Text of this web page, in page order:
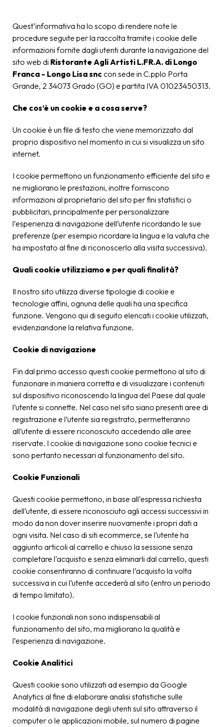
Quest’informativa ha lo scopo di rendere note le
procedure seguite per la raccolta tramite i cookie delle
informazioni fornite dagli utenti durante la navigazione del
sito web di Ristorante Agli Artisti L.FR.A. di Longo
Franca - Longo Lisa snccon sede in C.pplo Porta
Grande, 2 34073 Grado (GO) e partita IVA 01023450313.
Che cos’è un cookie e a cosa serve?
Un cookie è un file di testo che viene memorizzato dal
proprio dispositivo nel momento in cui si visualizza un sito
internet.
I cookie permettono un funzionamento efficiente del sito e
ne migliorano le prestazioni, inoltre forniscono
informazioni al proprietario del sito per fini statistici o
pubblicitari, principalmente per personalizzare
l’esperienza di navigazione dell’utente ricordando le sue
preferenze (per esempio ricordare la lingua e la valuta che
ha impostato al fine di riconoscerlo alla visita successiva).
Quali cookie utilizziamo e per quali finalità?
Il nostro sito utilizza diverse tipologie di cookie e
tecnologie affini, ognuna delle quali ha una specifica
funzione. Vengono qui di seguito elencati i cookie utilizzati,
evidenziandone la relativa funzione.
Cookie di navigazione
Fin dal primo accesso questi cookie permettono al sito di
funzionare in maniera corretta e di visualizzare i contenuti
sul dispositivo riconoscendo la lingua del Paese dal quale
l’utente si connette. Nel caso nel sito siano presenti aree di
registrazione e l’utente sia registrato, permetteranno
all’utente di essere riconosciuto accedendo alle aree
riservate. I cookie di navigazione sono cookie tecnici e
sono pertanto necessari al funzionamento del sito.
Cookie Funzionali
Questi cookie permettono, in base all’espressa richiesta
dell’utente, di essere riconosciuto agli accessi successivi in
modo da non dover inserire nuovamente i propri dati a
ogni visita. Nel caso di siti e­commerce, se l’utente ha
aggiunto articoli al carrello e chiuso la sessione senza
completare l’acquisto e senza eliminarli dal carrello, questi
cookie consentiranno di continuare l’acquisto la volta
successiva in cui l’utente accederà al sito (entro un periodo
di tempo limitato).
I cookie funzionali non sono indispensabili al
funzionamento del sito, ma migliorano la qualità e
l’esperienza di navigazione.
Cookie Analitici
Questi cookie sono utilizzati ad esempio da Google
Analytics al fine di elaborare analisi statistiche sulle
modalità di navigazione degli utenti sul sito attraverso il
computer o le applicazioni mobile, sul numero di pagine